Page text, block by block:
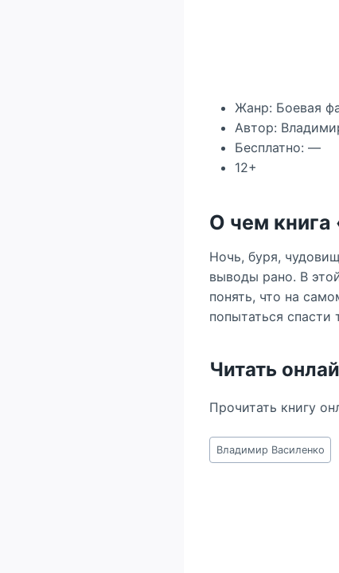
Жанр: Боевая
Автор:
Бесплатно: —
12+
О чем книга
Ночь, буря,
выводы рано. В
понять, что на
попытаться спасти
Читать
Прочитать книгу
Метки
записи:
Владимир Василенко